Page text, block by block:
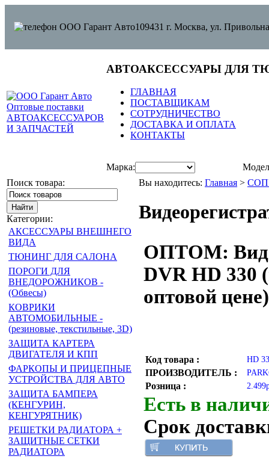
109431 г. Москва, ул.
АВТОАКСЕССУАРЫ ДЛЯ
ГЛАВНАЯ
ПОСТАВЩИКАМ
СОТРУДНИЧЕСТВО
ДОСТАВКА И ОПЛАТА
КОНТАКТЫ
Марка:
Поиск товара:
Категории:
АКСЕССУАРЫ ВНЕШНЕГО
ВИДА
ТЮНИНГ ДЛЯ САЛОНА
ПОРОГИ ДЛЯ
ВНЕДОРОЖНИКОВ -
(Обвесы)
КОВРИКИ
АВТОМОБИЛЬНЫЕ -
(резиновые, текстильные, 3D)
ЗАЩИТА КАРТЕРА
ДВИГАТЕЛЯ И КПП
ФАРКОПЫ И ПРИЦЕПНЫЕ
УСТРОЙСТВА ДЛЯ АВТО
ЗАЩИТА БАМПЕРА
(КЕНГУРИН,
КЕНГУРЯТНИК)
РЕШЕТКИ РАДИАТОРА +
ЗАЩИТНЫЕ СЕТКИ
РАДИАТОРА
Вы находитесь: Главная >
ОПТОМ:
DVR HD 330
оптовой
Код товара : HD
ПРОИЗВОДИТЕЛЬ :
Розница :
Есть в
Срок